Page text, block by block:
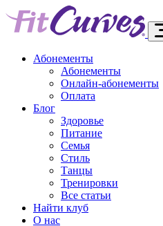
Абонементы
Абонементы
Онлайн-абонементы
Оплата
Блог
Здоровье
Питание
Семья
Стиль
Танцы
Тренировки
Все статьи
Найти клуб
О нас